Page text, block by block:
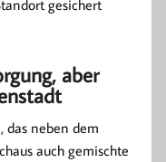
gesichert
aber
das neben dem
auch gemischte